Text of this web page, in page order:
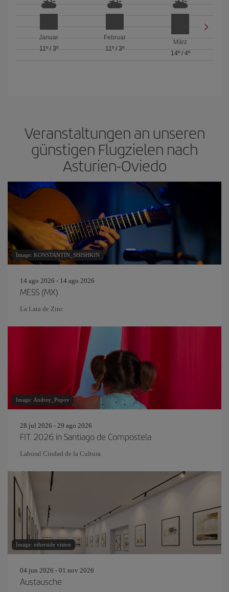
Januar
11º/ 3º
Februar
11º/ 3º
März
14º/ 4º
Veranstaltungen an unseren
günstigen Flugzielen nach
Asturien-Oviedo
Image: KONSTANTIN_SHISHKIN
14 ago 2026 - 14 ago 2026
MESS (MX)
La Lata de Zinc
Image: Andrey_Popov
28 jul 2026 - 29 ago 2026
FIT 2026 in Santiago de Compostela
Laboral Ciudad de la Cultura
Image: otherside vision
04 jun 2026 - 01 nov 2026
Austausche